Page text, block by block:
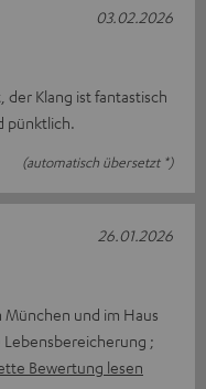
der Klang ist fantastisch
pünktlich.
(automatisch übersetzt *)
03.02.2026
und im Haus
;
Bewertung lesen
26.01.2026